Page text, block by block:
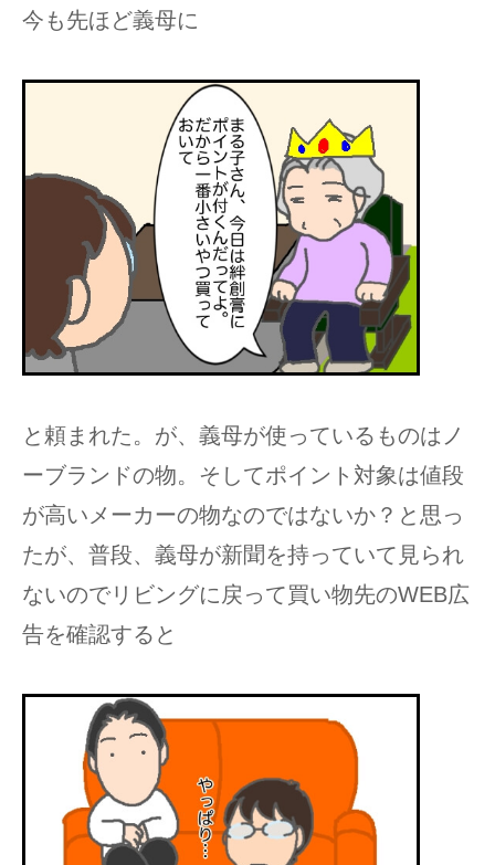
今も先ほど義母に
と頼まれた。が、義母が使っているものはノ
ーブランドの物。そしてポイント対象は値段
が高いメーカーの物なのではないか？と思っ
たが、普段、義母が新聞を持っていて見られ
ないのでリビングに戻って買い物先のWEB広
告を確認すると